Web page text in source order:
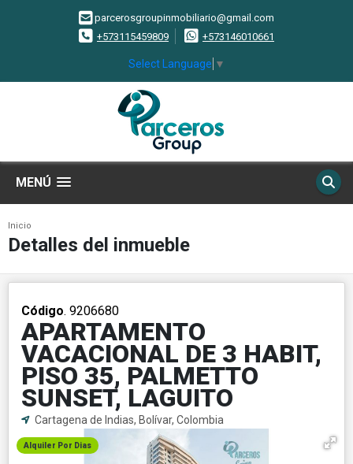
parcerosgroupinmobiliario@gmail.com
+573115459809
+573146010661
Select Language ▼
MENÚ
Inicio
Detalles del inmueble
Código. 9206680
APARTAMENTO
VACACIONAL DE 3 HABIT,
PISO 35, PALMETTO
SUNSET, LAGUITO
Cartagena de Indias, Bolívar, Colombia
Alquiler Por Dias